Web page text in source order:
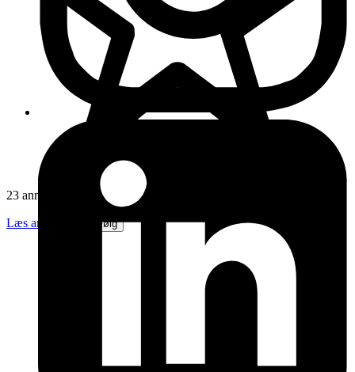
23 anmeldelser
Læs anmeldelser Følg